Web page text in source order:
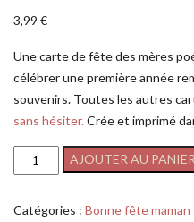
3,99 €
Une carte de fête des mères
célébrer une première année
souvenirs. Toutes les autres
sans hésiter. Crée et imprimé
AJOUTER AU PANIER
Catégories : Bonne fête maman